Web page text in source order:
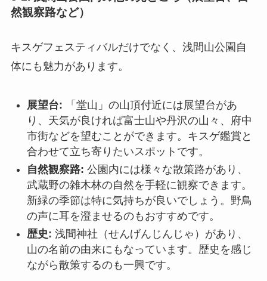
然観察路など）
キスゲフェスティバルだけでなく、浅間山公園自
体にも魅力があります。
展望台: 「堂山」の山頂付近には展望台があ
り、天気が良ければ富士山や丹沢の山々、府中
市街などを望むことができます。キスゲ鑑賞と
合わせて立ち寄りたいスポットです。
自然観察路: 公園内には様々な散策路があり、
武蔵野の雑木林の自然を手軽に観察できます。
新緑の季節は特に気持ちが良いでしょう。野鳥
の声に耳を澄ませるのもおすすめです。
歴史: 浅間神社（せんげんじんじゃ）があり、
山の名前の由来にもなっています。歴史を感じ
ながら散策するのも一興です。